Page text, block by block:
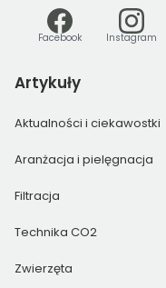
Facebook Instagram
Artykuły
Aktualności i ciekawostki
Aranżacja i pielęgnacja
Filtracja
Technika CO2
Zwierzęta